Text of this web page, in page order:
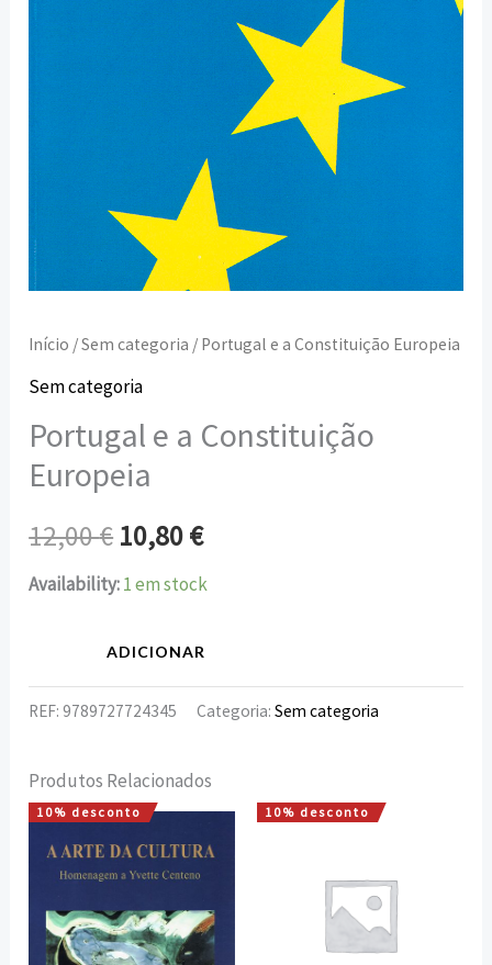
Início /Sem categoria / Portugal e a Constituição Europeia
Sem categoria
Portugal e a Constituição
Europeia
12,00€ 10,80€
Availability:1 em stock
ADICIONAR
REF:9789727724345 Categoria:Sem categoria
Produtos Relacionados
10% desconto
O
preço
original
era:
O
preço
atual
é:
10% desconto
O
era:
7,50 €.
O
é:
6,75 €.